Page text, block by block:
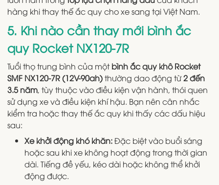
hàng khi thay thế ắc quy cho xe sang tại Việt Nam.
5. Khi nào cần thay mới bình ắc
quy Rocket NX120-7R
Tuổi thọ trung bình của mộtbình ắc quy khô Rocket
SMF NX120-7R (12V-90ah)thường dao động từ2 đến
3.5 năm, tùy thuộc vào điều kiện vận hành, thói quen
sử dụng xe và điều kiện khí hậu. Bạn nên cân nhắc
kiểm tra hoặc thay thế ắc quy khi thấy các dấu hiệu
sau:
Xe khởi động khó khăn:Đặc biệt vào buổi sáng
hoặc sau khi xe không hoạt động trong thời gian
dài. Tiếng đề yếu, kéo dài hoặc không thể khởi
động được.